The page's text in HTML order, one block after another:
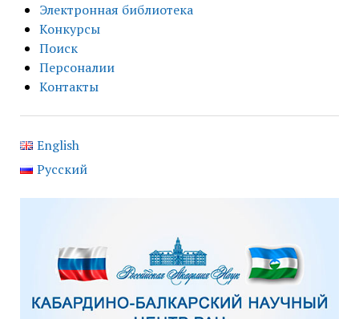
Электронная библиотека
Конкурсы
Поиск
Персоналии
Контакты
English
Русский